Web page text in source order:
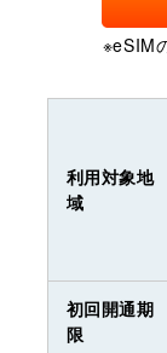
※eSIM
利用対象地
域
初回開通期
限